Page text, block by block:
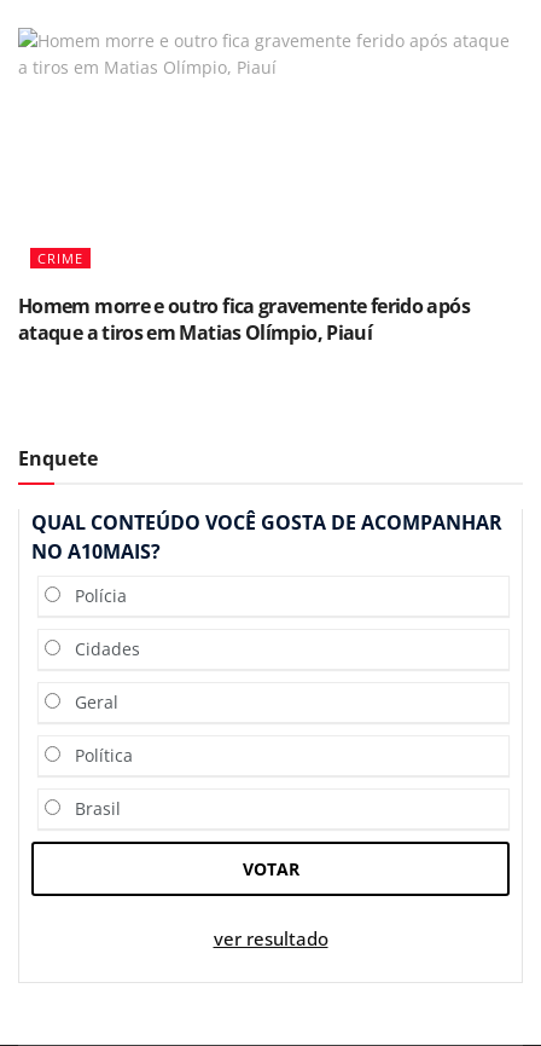
CRIME
Homem morre e outro fica gravemente ferido após
ataque a tiros em Matias Olímpio, Piauí
Enquete
QUAL CONTEÚDO VOCÊ GOSTA DE ACOMPANHAR
NO A10MAIS?
Polícia
Cidades
Geral
Política
Brasil
VOTAR
ver resultado